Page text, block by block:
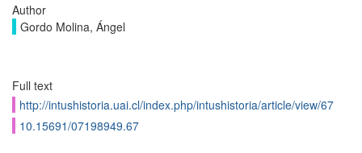
Author
Gordo Molina, Ángel
Full text
http://intushistoria.uai.cl/index.php/intushistoria/article/view/67
10.15691/07198949.67